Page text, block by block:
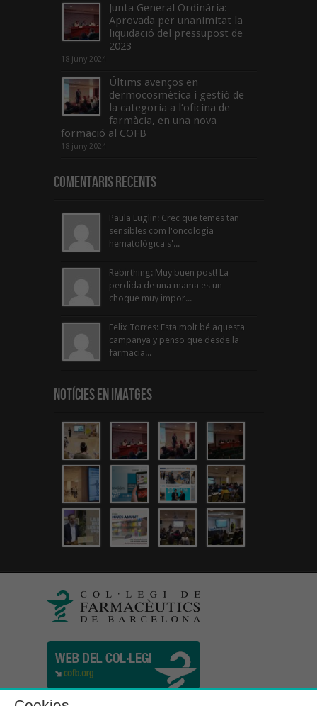
Junta General Ordinària:
Aprovada per unanimitat la
liquidació del pressupost de
2023
18 juny 2024
Últims avenços en
dermocosmètica i gestió de
la categoria a l’oficina de
farmàcia, en una nova
formació al COFB
18 juny 2024
Comentaris Recents
Paula Luglin: Crec que temes tan
sensibles com l'oncologia
hematològica s'...
Rebirthing: Muy buen post! La
perdida de una mama es un
choque muy impor...
Felix Torres: Esta molt bé aquesta
campanya y penso que desde la
farmacia...
Notícies en Imatges